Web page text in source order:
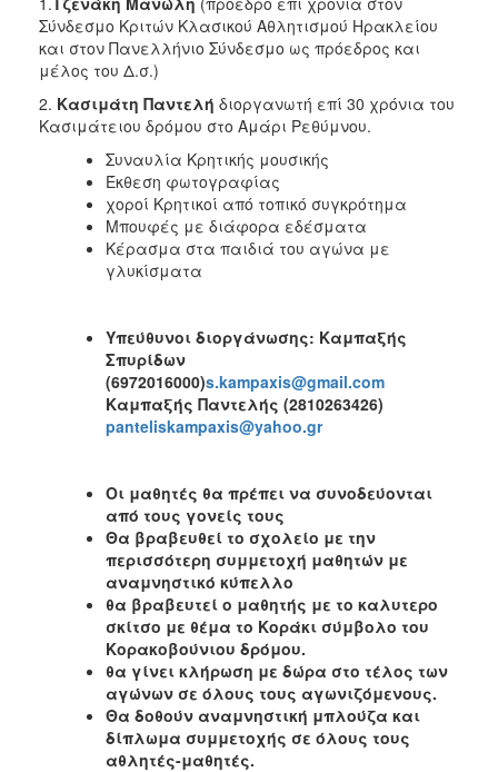
Σύνδεσμο Κριτών Κλασικού Αθλητισμού Ηρακλείου
και στον Πανελλήνιο Σύνδεσμο ως πρόεδρος και
μέλος του Δ.σ.)
2. Κασιμάτη Παντελή διοργανωτή επί 30 χρόνια του
Κασιμάτειου δρόμου στο Αμάρι Ρεθύμνου.
Συναυλία Κρητικής μουσικής
Έκθεση φωτογραφίας
χοροί Κρητικοί από τοπικό συγκρότημα
Μπουφές με διάφορα εδέσματα
Κέρασμα στα παιδιά του αγώνα με
γλυκίσματα
Υπεύθυνοι διοργάνωσης: Καμπαξής
Σπυρίδων
(6972016000)s.kampaxis@gmail.com
Καμπαξής Παντελής (2810263426)
panteliskampaxis@yahoo.gr
Οι μαθητές θα πρέπει να συνοδεύονται
από τους γονείς τους
Θα βραβευθεί το σχολείο με την
περισσότερη συμμετοχή μαθητών με
αναμνηστικό κύπελλο
θα βραβευτεί ο μαθητής με το καλυτερο
σκίτσο με θέμα το Κοράκι σύμβολο του
Κορακοβούνιου δρόμου.
θα γίνει κλήρωση με δώρα στο τέλος των
αγώνων σε όλους τους αγωνιζόμενους.
Θα δοθούν αναμνηστική μπλούζα και
δίπλωμα συμμετοχής σε όλους τους
αθλητές-μαθητές.